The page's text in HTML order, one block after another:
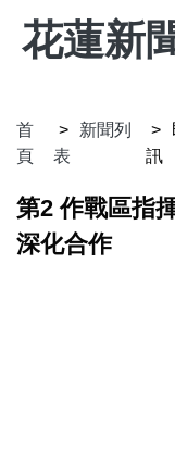
花蓮新
首
頁
新聞列
表
訊
第2 作戰區指
深化合作